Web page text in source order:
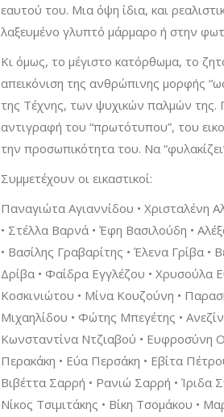
εαυτού του. Μια όψη ίδια, και
λαξευμένο γλυπτό μάρμαρο ή στην
Κι όμως, το μέγιστο κατόρθωμα, το
απεικόνιση της ανθρώπινης μορφής
της Τέχνης, των ψυχικών παλμών της.
αντιγραφή του “πρωτότυπου”, του
την προσωπικότητα του. Να
Συμμετέχουν οι εικαστικοί:
Παναγιώτα Αγιαννίδου • Χρισταλένη
• Στέλλα Βαρνά • Έφη Βασιλούδη •
• Βασίλης Γραβαρίτης • Έλενα Γρίβα
Δρίβα • Φαίδρα Εγγλέζου • Χρυσούλα
Κοσκινιώτου • Μίνα Κουζούνη •
Μιχαηλίδου • Φώτης Μπεγέτης •
Κωνσταντίνα Ντζιαβού • Ευφροσύνη
Περακάκη • Εύα Περσάκη • Εβίτα
Βιβέττα Σαρρή • Ρανιώ Σαρρή • Ίριδα
Νίκος Τσιμιτάκης • Βίκη Τσομάκου •